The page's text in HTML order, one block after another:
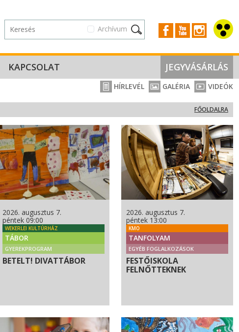
Archívum
KAPCSOLAT JEGYVÁSÁRLÁS
HÍRLEVÉL GALÉRIA VIDEÓK
FŐOLDALRA
2026. augusztus 7.
péntek 09:00
WEKERLEI KULTÚRHÁZ
TÁBOR
GYEREKPROGRAM
BETELT! DIVATTÁBOR
2026. augusztus 7.
péntek 13:00
KMO
TANFOLYAM
EGYÉB FOGLALKOZÁSOK
FESTŐISKOLA
FELNŐTTEKNEK